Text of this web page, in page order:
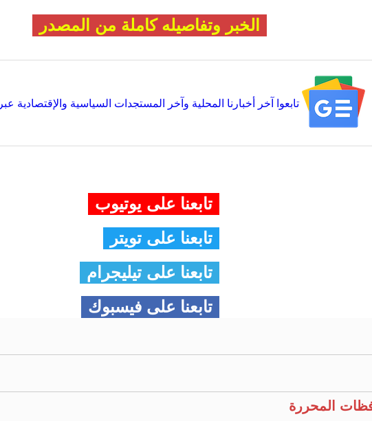
الخبر وتفاصيله كاملة من المصدر
تابعوا آخر أخبارنا المحلية وآخر المستجدات السياسية والإقتصادية عبر Google news
تابعنا على يوتيوب
تابعنا على تويتر
تابعنا على تيليجرام
تابعنا على فيسبوك
المحررة